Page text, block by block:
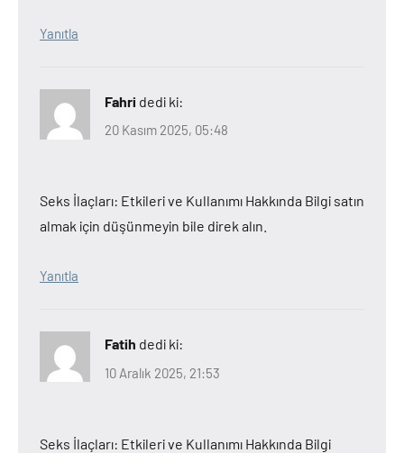
Yanıtla
Fahri dedi ki:
20 Kasım 2025, 05:48
Seks İlaçları: Etkileri ve Kullanımı Hakkında Bilgi satın
almak için düşünmeyin bile direk alın.
Yanıtla
Fatih dedi ki:
10 Aralık 2025, 21:53
Seks İlaçları: Etkileri ve Kullanımı Hakkında Bilgi